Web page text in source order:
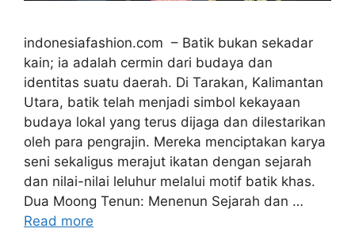
indonesiafashion.com – Batik bukan sekadar
kain; ia adalah cermin dari budaya dan
identitas suatu daerah. Di Tarakan, Kalimantan
Utara, batik telah menjadi simbol kekayaan
budaya lokal yang terus dijaga dan dilestarikan
oleh para pengrajin. Mereka menciptakan karya
seni sekaligus merajut ikatan dengan sejarah
dan nilai-nilai leluhur melalui motif batik khas.
Dua Moong Tenun: Menenun Sejarah dan …
Read more